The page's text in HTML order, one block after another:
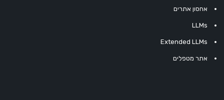
אחסון אתרים
LLMs
Extended LLMs
אתר מטפלים